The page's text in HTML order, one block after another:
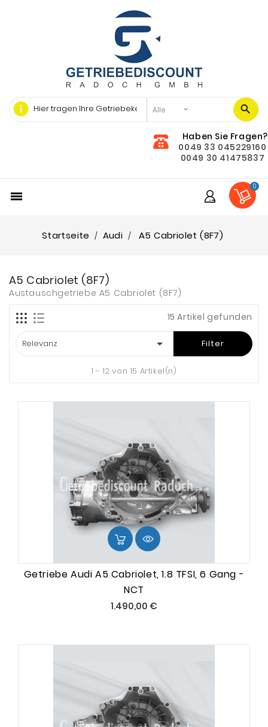
info
Haben Sie Fragen?
0049 33 045229160
0049 30 41475837

0
Startseite Audi A5 Cabriolet (8F7)
A5 Cabriolet (8F7)
Austauschgetriebe A5 Cabriolet (8F7)
15 Artikel gefunden
Relevanz  Filter
1 - 12 von 15 Artikel(n)
Getriebe Audi A5 Cabriolet, 1.8 TFSI, 6 Gang -
NCT
1.490,00 €